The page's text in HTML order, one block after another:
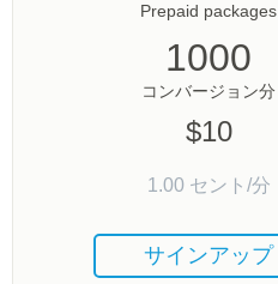
Prepaid packages
1000
コンバージョン分
$10
1.00 セント/分
サインアップ